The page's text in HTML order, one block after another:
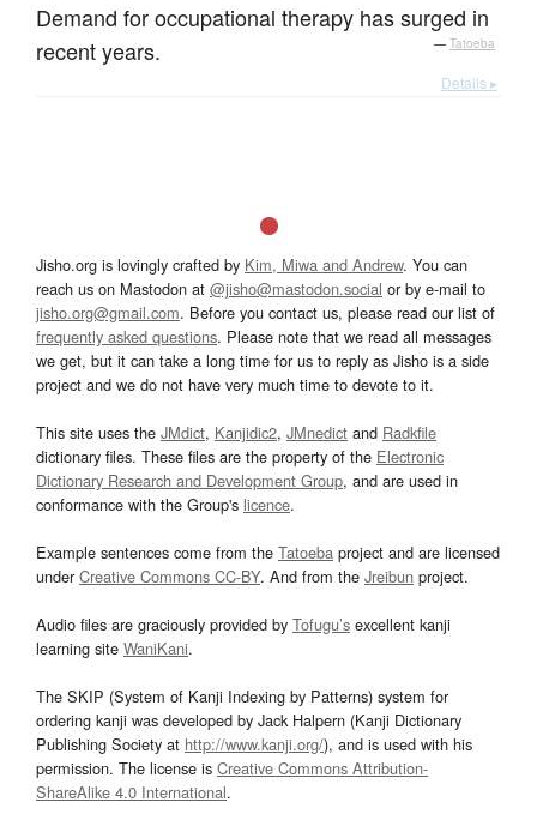
Demand for occupational therapy has surged in
recent years.
— Tatoeba
Details ▸
Jisho.org is lovingly crafted by Kim, Miwa and Andrew. You can
reach us on Mastodon at @jisho@mastodon.social or by e-mail to
jisho.org@gmail.com. Before you contact us, please read our list of
frequently asked questions. Please note that we read all messages
we get, but it can take a long time for us to reply as Jisho is a side
project and we do not have very much time to devote to it.
This site uses the JMdict, Kanjidic2, JMnedict and Radkfile
dictionary files. These files are the property of the Electronic
Dictionary Research and Development Group, and are used in
conformance with the Group's licence.
Example sentences come from the Tatoeba project and are licensed
underCreative Commons CC-BY. And from the Jreibun project.
Audio files are graciously provided by Tofugu’s excellent kanji
learning site WaniKani.
The SKIP (System of Kanji Indexing by Patterns) system for
ordering kanji was developed by Jack Halpern (Kanji Dictionary
Publishing Society at http://www.kanji.org/), and is used with his
permission. The license is Creative Commons Attribution-
ShareAlike 4.0 International.